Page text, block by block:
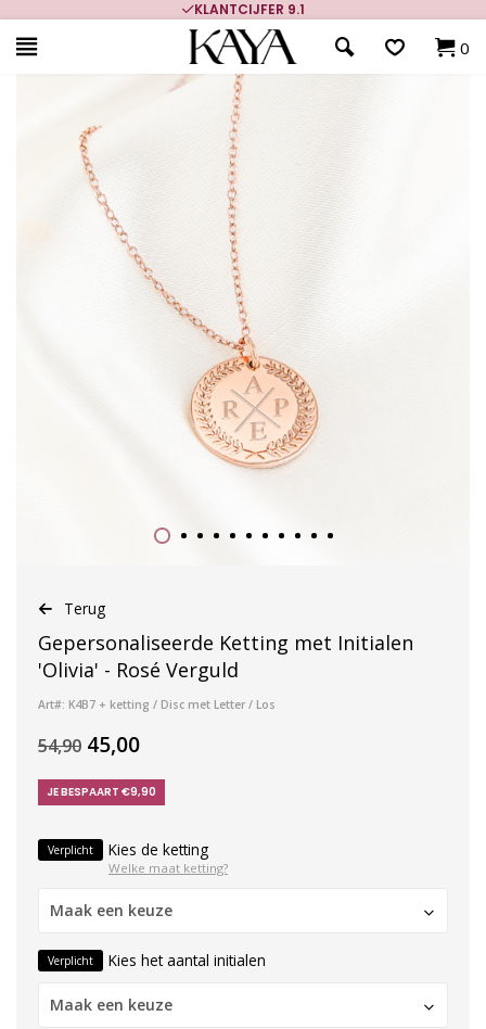
KLANTCIJFER 9.1
0
Terug
Gepersonaliseerde Ketting met Initialen
'Olivia' - Rosé Verguld
Art#: K4B7 + ketting / Disc met Letter / Los
54,90 45,00
JE BESPAART €9,90
Verplicht Kies de ketting
Welke maat ketting?
Maak een keuze
Verplicht Kies het aantal initialen
Maak een keuze